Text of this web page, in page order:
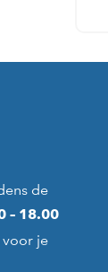
de
– 18.00
voor je